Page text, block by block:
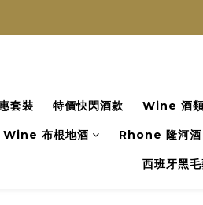
買滿任
套裝 特價快閃酒款 Wine 酒類
布根地酒 Rhone 隆河酒
西班牙黑